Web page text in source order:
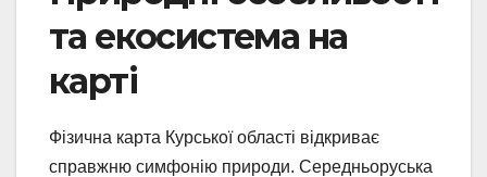
та екосистема на
карті
Фізична карта Курської області відкриває
справжню симфонію природи. Середньоруська